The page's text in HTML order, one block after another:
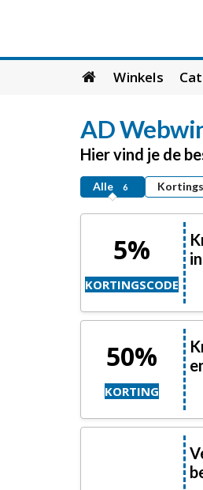
Skip
to
Winkels
AD
Hier vind je de
Alle 6
5%
KORTINGSCODE
50%
KORTING